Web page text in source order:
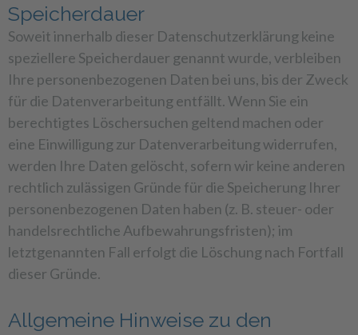
Speicherdauer
Soweit innerhalb dieser Datenschutzerklärung keine
speziellere Speicherdauer genannt wurde, verbleiben
Ihre personenbezogenen Daten bei uns, bis der Zweck
für die Datenverarbeitung entfällt. Wenn Sie ein
berechtigtes Löschersuchen geltend machen oder
eine Einwilligung zur Datenverarbeitung widerrufen,
werden Ihre Daten gelöscht, sofern wir keine anderen
rechtlich zulässigen Gründe für die Speicherung Ihrer
personenbezogenen Daten haben (z. B. steuer- oder
handelsrechtliche Aufbewahrungsfristen); im
letztgenannten Fall erfolgt die Löschung nach Fortfall
dieser Gründe.
Allgemeine Hinweise zu den